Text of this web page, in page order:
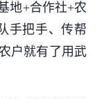
地+合作社+农
手把手、传帮
户就有了用武